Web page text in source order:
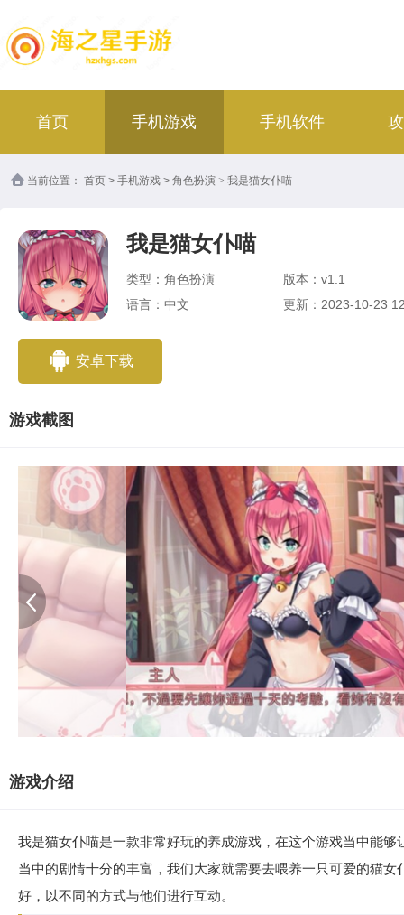
首页 手机游戏 手机软件
当前位置： 首页 > 手机游戏 > 角色扮演 > 我是猫女仆喵
我是猫女仆喵
类型：角色扮演
版本：v1.1
语言：中文
更新：2023-10-23
安卓下载
游戏截图
游戏介绍
我是猫女仆喵是一款非常好玩的养成游戏，在这个游戏当中能
当中的剧情十分的丰富，我们大家就需要去喂养一只可爱的猫
好，以不同的方式与他们进行互动。